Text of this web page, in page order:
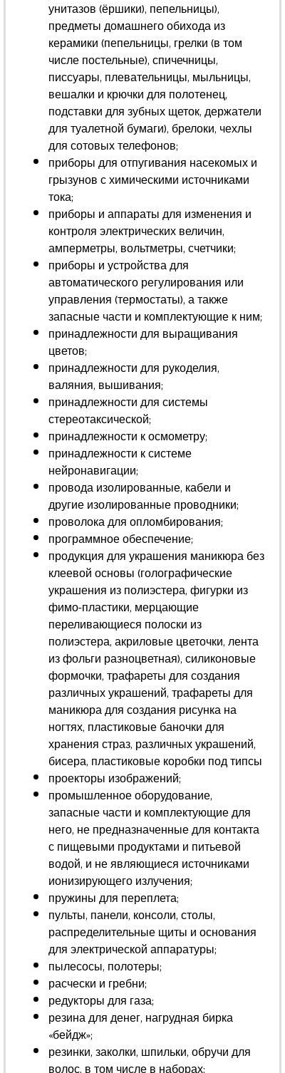
унитазов (ёршики), пепельницы),
предметы домашнего обихода из
керамики (пепельницы, грелки (в том
числе постельные), спичечницы,
писсуары, плевательницы, мыльницы,
вешалки и крючки для полотенец,
подставки для зубных щеток, держатели
для туалетной бумаги), брелоки, чехлы
для сотовых телефонов;
приборы для отпугивания насекомых и
грызунов с химическими источниками
тока;
приборы и аппараты для изменения и
контроля электрических величин,
амперметры, вольтметры, счетчики;
приборы и устройства для
автоматического регулирования или
управления (термостаты), а также
запасные части и комплектующие к ним;
принадлежности для выращивания
цветов;
принадлежности для рукоделия,
валяния, вышивания;
принадлежности для системы
стереотаксической;
принадлежности к осмометру;
принадлежности к системе
нейронавигации;
провода изолированные, кабели и
другие изолированные проводники;
проволока для опломбирования;
программное обеспечение;
продукция для украшения маникюра без
клеевой основы (голографические
украшения из полиэстера, фигурки из
фимо-пластики, мерцающие
переливающиеся полоски из
полиэстера, акриловые цветочки, лента
из фольги разноцветная), силиконовые
формочки, трафареты для создания
различных украшений, трафареты для
маникюра для создания рисунка на
ногтях, пластиковые баночки для
хранения страз, различных украшений,
бисера, пластиковые коробки под типсы
проекторы изображений;
промышленное оборудование,
запасные части и комплектующие для
него, не предназначенные для контакта
с пищевыми продуктами и питьевой
водой, и не являющиеся источниками
ионизирующего излучения;
пружины для переплета;
пульты, панели, консоли, столы,
распределительные щиты и основания
для электрической аппаратуры;
пылесосы, полотеры;
расчески и гребни;
редукторы для газа;
резина для денег, нагрудная бирка
«бейдж»;
резинки, заколки, шпильки, обручи для
волос, в том числе в наборах;